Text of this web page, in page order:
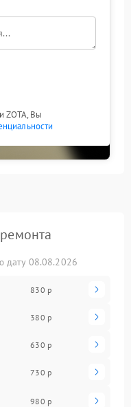
ZOTA, Вы
дату 08.08.2026
830 р
380 р
630 р
730 р
980 р